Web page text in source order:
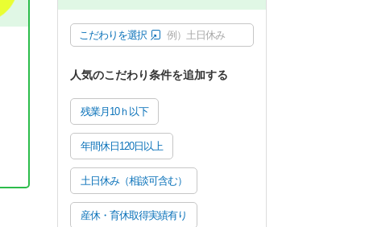
こだわりを選択 例）土日休み
人気のこだわり条件を追加する
残業月10ｈ以下
年間休日120日以上
土日休み（相談可含む）
産休・育休取得実績有り